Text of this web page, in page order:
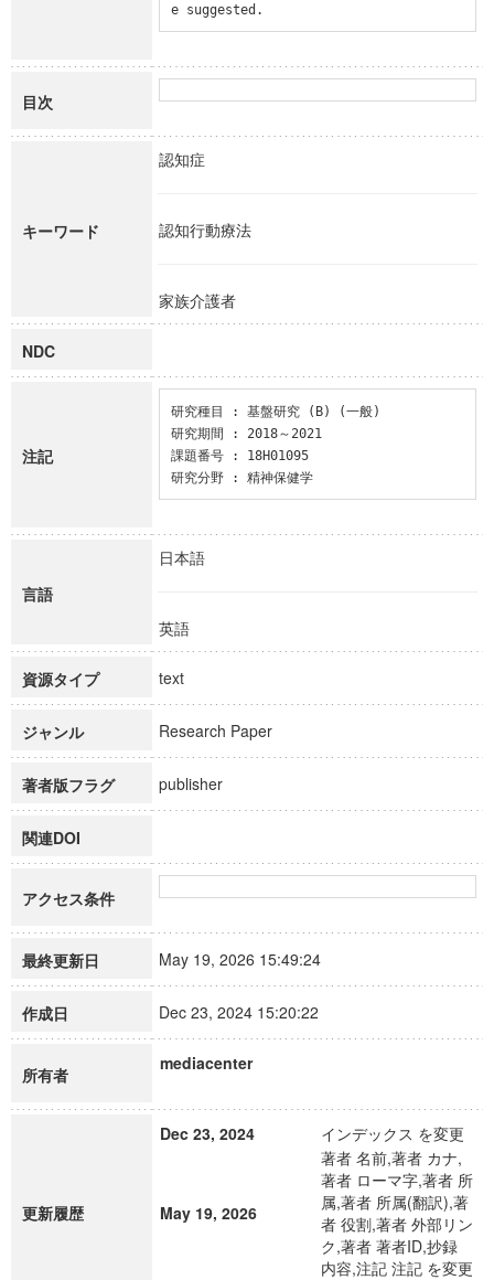
e suggested.
目次
キーワード
認知症
認知行動療法
家族介護者
NDC
注記
研究種目 : 基盤研究 (B) (一般)
研究期間 : 2018～2021
課題番号 : 18H01095
研究分野 : 精神保健学
言語
日本語
英語
資源タイプ text
ジャンル Research Paper
著者版フラグ publisher
関連DOI
アクセス条件
最終更新日 May 19, 2026 15:49:24
作成日 Dec 23, 2024 15:20:22
所有者
mediacenter
更新履歴
Dec 23, 2024 インデックス を変更
May 19, 2026
著者 名前,著者 カナ,
著者 ローマ字,著者 所
属,著者 所属(翻訳),著
者 役割,著者 外部リン
ク,著者 著者ID,抄録
内容,注記 注記 を変更